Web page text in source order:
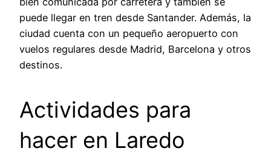
puede llegar en tren desde Santander. Además, la
ciudad cuenta con un pequeño aeropuerto con
vuelos regulares desde Madrid, Barcelona y otros
destinos.
Actividades para
hacer en Laredo